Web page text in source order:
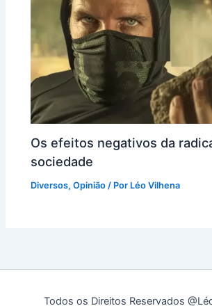
Os efeitos negativos da
sociedade
Diversos,Opinião / Por Léo Vilhena
Todos os Direitos Reservados